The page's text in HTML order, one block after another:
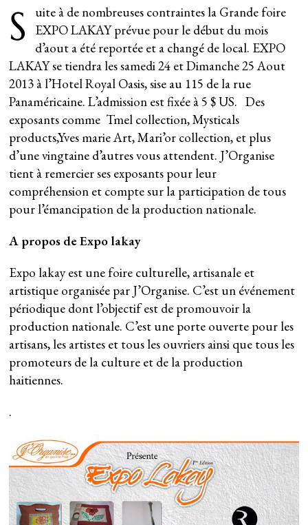
S
uite à de nombreuses contraintes la Grande foire
EXPO LAKAY prévue pour le début du mois
d’aout a été reportée et a changé de local. EXPO
LAKAY se tiendra les samedi 24 et Dimanche 25 Aout
2013 à l’Hotel Royal Oasis, sise au 115 de la rue
Panaméricaine. L’admission est fixée à 5 $ US. Des
exposants comme Tmel collection, Mysticals
products,Yves marie Art, Mari’or collection, et plus
d’une vingtaine d’autres vous attendent. J’Organise
tient à remercier ses exposants pour leur
compréhension et compte sur la participation de tous
pour l’émancipation de la production nationale.
A propos de Expo lakay
Expo lakay est une foire culturelle, artisanale et
artistique organisée par J’Organise. C’est un événement
périodique dont l’objectif est de promouvoir la
production nationale. C’est une porte ouverte pour les
artisans, les artistes et tous les ouvriers ainsi que tous les
promoteurs de la culture et de la production
haitiennes.
.